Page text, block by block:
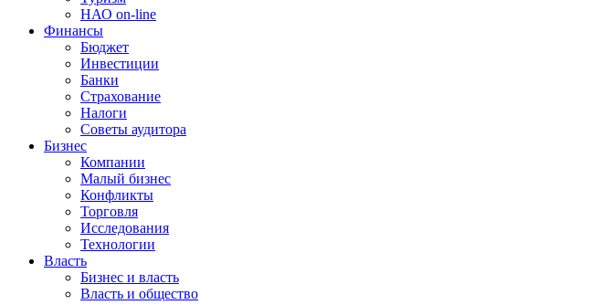
НАО on-line
Финансы
Бюджет
Инвестиции
Банки
Страхование
Налоги
Советы аудитора
Бизнес
Компании
Малый бизнес
Конфликты
Торговля
Исследования
Технологии
Власть
Бизнес и власть
Власть и общество